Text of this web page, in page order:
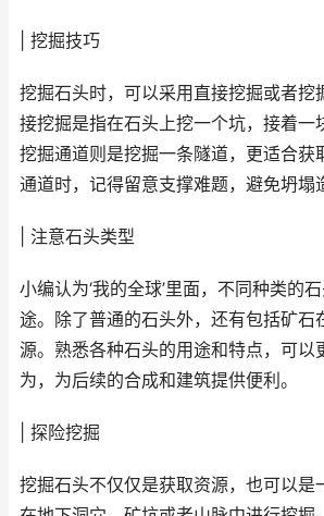
| 挖掘技巧
挖掘石头时，可以采用直接挖掘或者挖
接挖掘是指在石头上挖一个坑，接着一
挖掘通道则是挖掘一条隧道，更适合获
通道时，记得留意支撑难题，避免坍塌
| 注意石头类型
小编认为‘我的全球’里面，不同种类的
途。除了普通的石头外，还有包括矿石
源。熟悉各种石头的用途和特点，可以
为，为后续的合成和建筑提供便利。
| 探险挖掘
挖掘石头不仅仅是获取资源，也可以是